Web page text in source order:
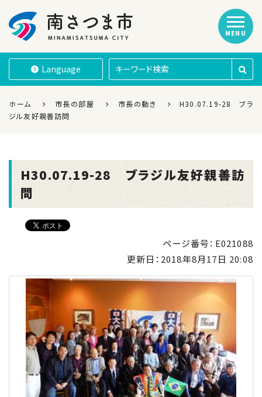
南さつま市
Language
MENU
ホーム 市長の部屋 市長の動き
H30.07.19-28 ブラ
ジル友好親善訪問
H30.07.19-28 ブラジル友好親善訪
問
ページ番号：E021088
更新日： 2018年8月17日 20:08